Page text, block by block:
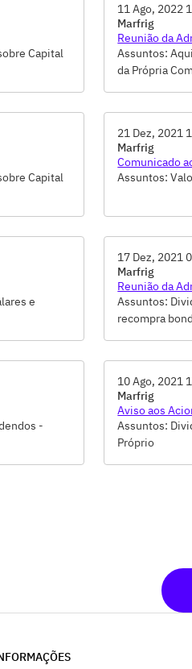
Capital
11 Ago, 2022
Marfrig
Reunião da
Assuntos:
da Própria
Capital
21 Dez, 2021
Marfrig
Comunicado
Assuntos:
e
17 Dez, 2021
Marfrig
Reunião da
Assuntos:
recompra
-
10 Ago, 2021
Marfrig
Aviso aos
Assuntos:
Próprio